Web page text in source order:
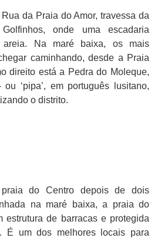
da Praia do Amor, travessa da
onde uma escadaria
areia. Na maré baixa, os mais
caminhando, desde a Praia
direito está a Pedra do Moleque,
‘pipa’, em português lusitano,
o distrito.
do Centro depois de dois
na maré baixa, a praia do
estrutura de barracas e protegida
É um dos melhores locais para